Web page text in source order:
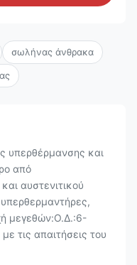
σωλήνας άνθρακα
υπερθέρμανσης και
από
αυστενιτικού
μεγεθών:Ο.Δ.:6-
τις απαιτήσεις του